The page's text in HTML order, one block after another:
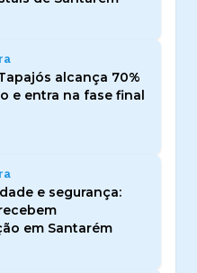
alcança 70%
e entra na fase final
e segurança:
em Santarém